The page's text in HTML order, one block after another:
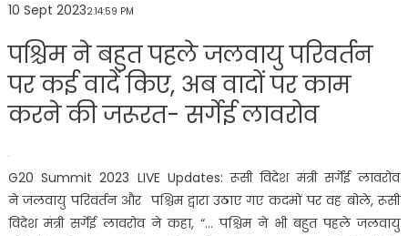
10 Sept 20232:14:59 PM
पश्चिम ने बहुत पहले जलवायु परिवर्तन
पर कई वादें किए, अब वादों पर काम
करने की जरूरत- सर्गेई लावरोव
G20 Summit 2023 LIVE Updates: रूसी विदेश मंत्री सर्गेई लावरोव
ने जलवायु परिवर्तन और पश्चिम द्वारा उठाए गए कदमों पर वह बोले, रूसी
विदेश मंत्री सर्गेई लावरोव ने कहा, “… पश्चिम ने भी बहुत पहले जलवायु